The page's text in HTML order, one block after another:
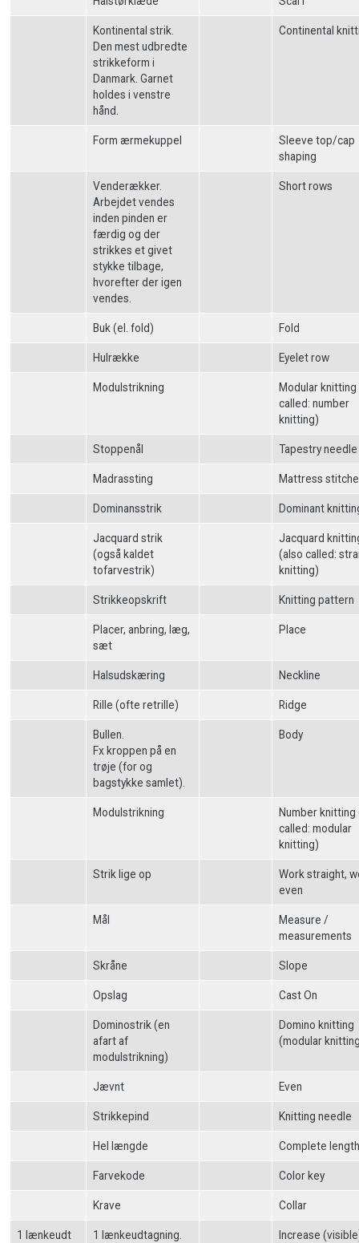
Kontinental strik.
Den mest udbredte
strikkeform i
Danmark. Garnet
holdes i venstre
hånd.
Continental
Form ærmekuppel
Sleeve top/cap
shaping
Venderækker.
Arbejdet vendes
inden pinden er
færdig og der
strikkes et givet
stykke tilbage,
hvorefter der igen
vendes.
Short rows
Buk (el. fold) Fold
Hulrække Eyelet row
Modulstrikning
Modular
called: number
knitting)
Stoppenål Tapestry needle
Madrassting Mattress
Dominansstrik Dominant
Jacquard strik
(også kaldet
tofarvestrik)
Jacquard
(also called:
knitting)
Strikkeopskrift Knitting pattern
Placer, anbring, læg,
sæt
Place
Halsudskæring Neckline
Rille (ofte retrille) Ridge
Bullen.
Fx kroppen på en
trøje (for og
bagstykke samlet).
Body
Modulstrikning
Number knitting
called: modular
knitting)
Strik lige op
Work straight,
even
Mål
Measure /
measurements
Skråne Slope
Opslag Cast On
Dominostrik (en
afart af
modulstrikning)
Domino knitting
(modular
Jævnt Even
Strikkepind Knitting needle
Hel længde Complete length
Farvekode Color key
Krave Collar
1 lænkeudt
1 lænkeudtagning.
Increase